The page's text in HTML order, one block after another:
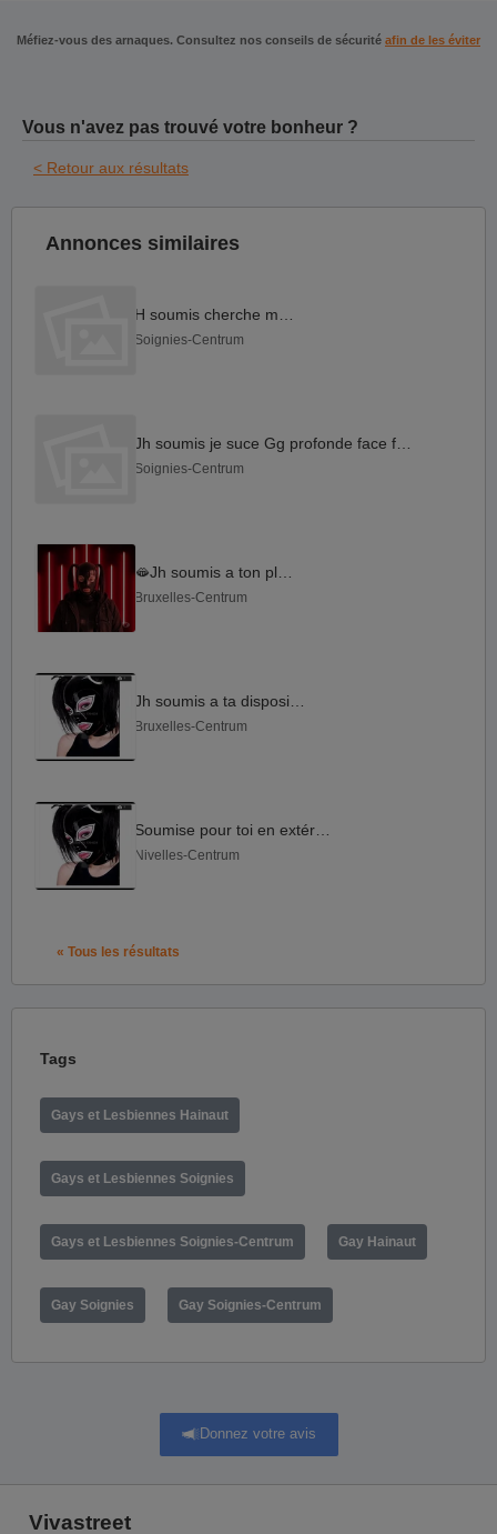
Méfiez-vous des arnaques. Consultez nos conseils de sécurité afin de les éviter
Vous n'avez pas trouvé votre bonheur ?
< Retour aux résultats
Annonces similaires
Soignies-Centrum
Soignies-Centrum
Bruxelles-Centrum
Bruxelles-Centrum
Nivelles-Centrum
« Tous les résultats
Tags
Gays et Lesbiennes Hainaut
Gays et Lesbiennes Soignies
Gays et Lesbiennes Soignies-Centrum Gay Hainaut
Gay Soignies Gay Soignies-Centrum
Donnez votre avis
Vivastreet